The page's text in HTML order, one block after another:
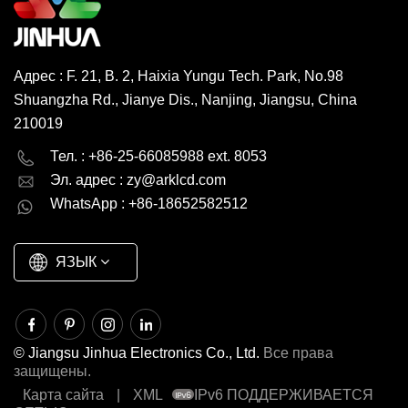
Адрес : F. 21, B. 2, Haixia Yungu Tech. Park, No.98
Shuangzha Rd., Jianye Dis., Nanjing, Jiangsu, China
210019
Тел. : +86-25-66085988 ext. 8053
Эл. адрес : zy@arklcd.com
WhatsApp : +86-18652582512
ЯЗЫК
English Deutsch
русский español
العربية
© Jiangsu Jinhua Electronics Co., Ltd. Все права
защищены.
Карта сайта
XML
IPv6 ПОДДЕРЖИВАЕТСЯ